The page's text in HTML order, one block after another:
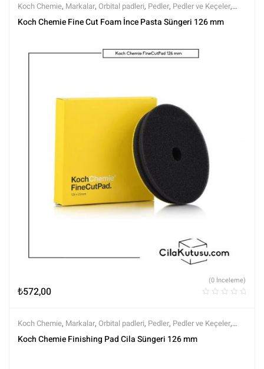
Koch Chemie, Markalar, Orbital padleri, Pedler, Pedler ve Keçeler,
Polisaj,Polisaj ve Parlatma,Tüm Ürünler,Tüm Ürünler
Koch Chemie Fine Cut Foam İnce Pasta Süngeri 126 mm
₺572,00
(0 İnceleme)
Koch Chemie, Markalar, Orbital padleri, Pedler, Pedler ve Keçeler,
Polisaj,Polisaj ve Parlatma,Tüm Ürünler,Tüm Ürünler
Koch Chemie Finishing Pad Cila Süngeri 126 mm